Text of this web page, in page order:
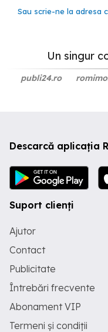
Sau scrie-ne la adresa
Un singur
publi24.ro
Descarcă aplicația
Suport clienți
Ajutor
Contact
Publicitate
Întrebări frecvente
Abonament VIP
Termeni și condiții